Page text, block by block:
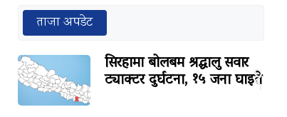
ताजा अपडेट
१
सिरहामा बोलबम श्रद्धालु सवार
ट्याक्टर दुर्घटना, १५ जना घाइते